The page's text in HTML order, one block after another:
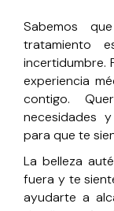
Sabemos
tratamiento
incertidumbre.
experiencia
contigo.
necesidades
para que te
La belleza
fuera y te
ayudarte a